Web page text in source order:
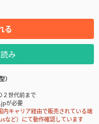
る
み
）
２世代前まで
が必要
キャリア経由で販売されている端
など）にて動作確認しています